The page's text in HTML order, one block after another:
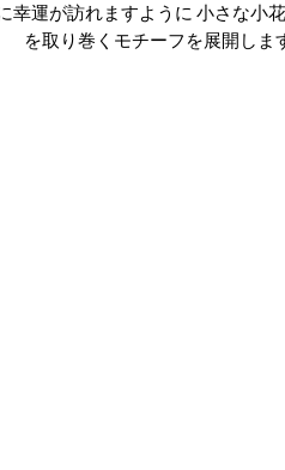
幸運が訪れますように 小さな小
を取り巻くモチーフを展開しま